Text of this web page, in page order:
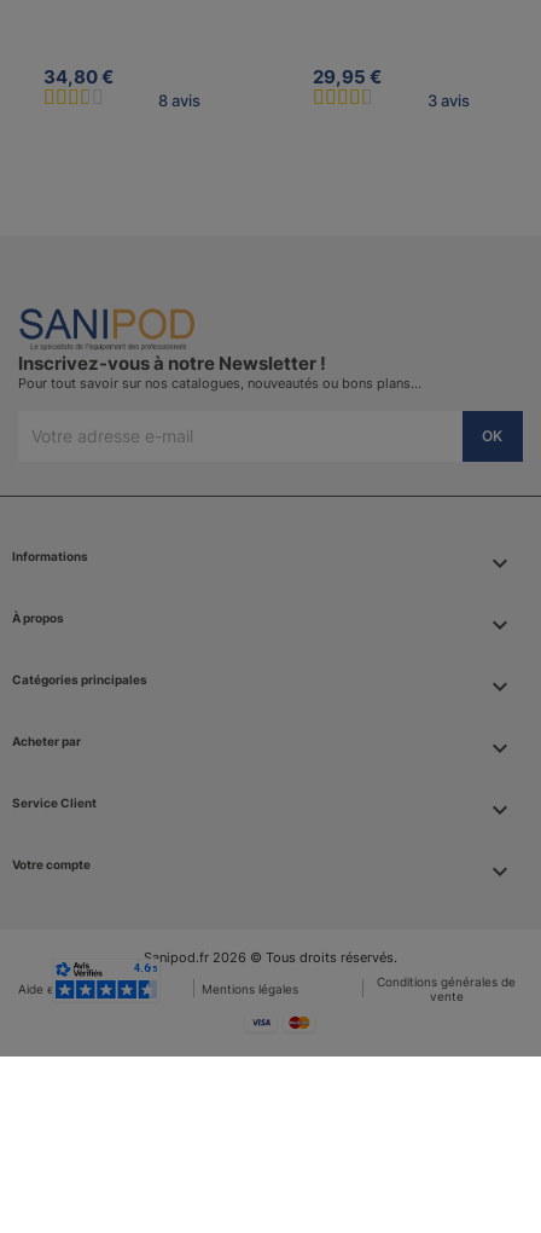
34,80 €
8 avis
29,95 €
3 avis
Inscrivez-vous à notre Newsletter !
Pour tout savoir sur nos catalogues, nouveautés ou bons plans…
Informations keyboard_arrow_down
À propos 
Catégories principales 
Acheter par 
Service Client 
Votre compte 
Sanipod.fr 2026 © Tous droits réservés.
Aide et FAQ Mentions légales
Conditions générales de
vente